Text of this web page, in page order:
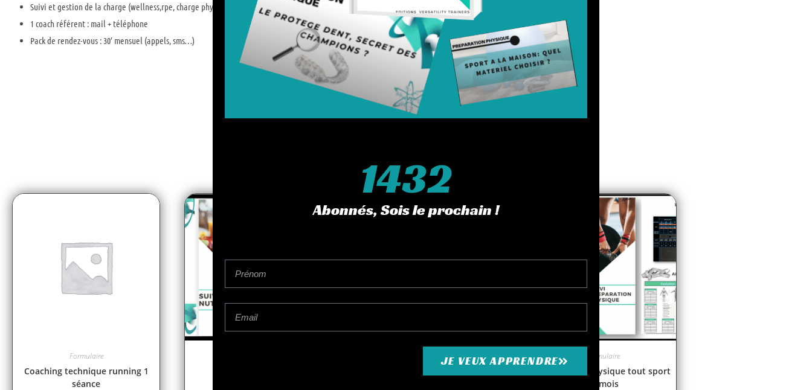
Suivi et gestion de la charge (wellness,rpe, charge physiologique échelle ESIE)
1 coach référent : mail + téléphone
Pack de rendez-vous : 30′ mensuel (appels, sms…)
PRODUITS SIMILAIRES
Formulaire
Coaching technique running 1
séance
PROMO !
Formulaire Formulaire
Préparation physique tout sport
12 mois
Abonnés, Sois le prochain !
1432
JE VEUX APPRENDRE